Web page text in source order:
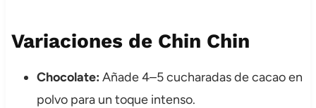
Variaciones de Chin Chin
Chocolate: Añade 4–5 cucharadas de cacao en
polvo para un toque intenso.